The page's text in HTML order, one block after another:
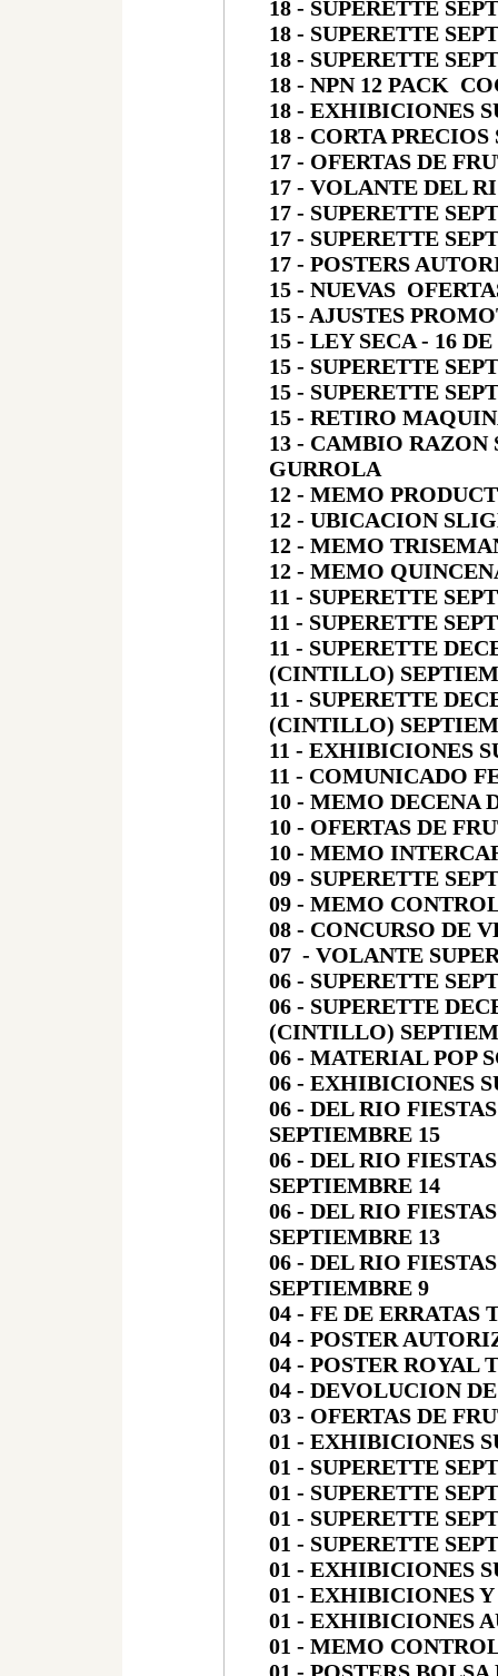
18 - SUPERETTE
18 - SUPERETTE
18 - SUPERETTE
18 - NPN 12 PACK
18 - EXHIBICIONES
18 - CORTA
17 - OFERTAS DE
17 - VOLANTE DEL
17 - SUPERETTE
17 - SUPERETTE
17 - POSTERS
15 - NUEVAS
15 - AJUSTES
15 - LEY SECA - 16
15 - SUPERETTE
15 - SUPERETTE
15 - RETIRO
13 - CAMBIO RAZON
GURROLA
12 - MEMO
12 - UBICACION
12 - MEMO
12 - MEMO
11 - SUPERETTE
11 - SUPERETTE
11 - SUPERETTE
(CINTILLO)
11 - SUPERETTE
(CINTILLO)
11 - EXHIBICIONES
11 - COMUNICADO
10 - MEMO DECENA
10 - OFERTAS DE
10 - MEMO
09 - SUPERETTE
09 - MEMO
08 - CONCURSO DE
07 - VOLANTE
06 - SUPERETTE
06 - SUPERETTE
(CINTILLO)
06 - MATERIAL POP
06 - EXHIBICIONES
06 - DEL RIO
SEPTIEMBRE 15
06 - DEL RIO
SEPTIEMBRE 14
06 - DEL RIO
SEPTIEMBRE 13
06 - DEL RIO
SEPTIEMBRE 9
04 - FE DE ERRATAS
04 - POSTER
04 - POSTER ROYAL
04 - DEVOLUCION
03 - OFERTAS DE
01 - EXHIBICIONES
01 - SUPERETTE
01 - SUPERETTE
01 - SUPERETTE
01 - SUPERETTE
01 - EXHIBICIONES
01 - EXHIBICIONES
01 - EXHIBICIONES
01 - MEMO